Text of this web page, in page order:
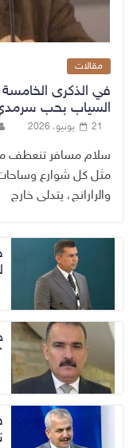
مقالات
في الذكرى
السياب بحب
21 يونيو، 2026
سلام مسافر تنعطف من
مثل كل شوارع وساحات
والرارانج، يتدلى خارج